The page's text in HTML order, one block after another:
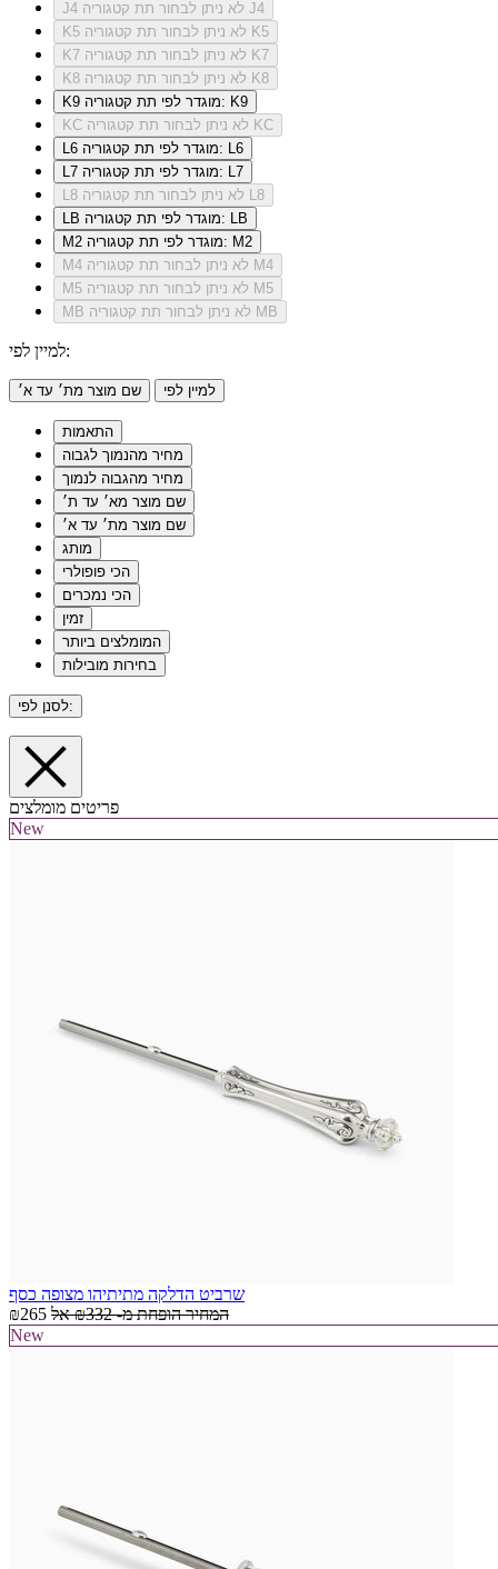
J4
לא ניתן לבחור תת קטגוריה J4
K5
לא ניתן לבחור תת קטגוריה K5
K7
לא ניתן לבחור תת קטגוריה K7
K8
לא ניתן לבחור תת קטגוריה K8
K9
מוגדר לפי תת קטגוריה: K9
KC
לא ניתן לבחור תת קטגוריה KC
L6
מוגדר לפי תת קטגוריה: L6
L7
מוגדר לפי תת קטגוריה: L7
L8
לא ניתן לבחור תת קטגוריה L8
LB
מוגדר לפי תת קטגוריה: LB
M2
מוגדר לפי תת קטגוריה: M2
M4
לא ניתן לבחור תת קטגוריה M4
M5
לא ניתן לבחור תת קטגוריה M5
MB
לא ניתן לבחור תת קטגוריה MB
למיין לפי:
שם מוצר מת׳ עד א׳ למיין לפי
התאמות
מחיר מהנמוך לגבוה
מחיר מהגבוה לנמוך
שם מוצר מא׳ עד ת׳
שם מוצר מת׳ עד א׳
מותג
הכי פופולרי
הכי נמכרים
זמין
המומלצים ביותר
בחירות מובילות
לסנן לפי:
פריטים מומלצים
New
שרביט הדלקה מתיתיהו מצופה כסף
₪265
המחיר הופחת מ-₪332 אל
New